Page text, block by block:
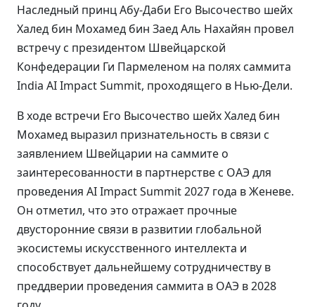
Наследный принц Абу-Даби Его Высочество шейх
Халед бин Мохамед бин Заед Аль Нахайян провел
встречу с президентом Швейцарской
Конфедерации Ги Пармеленом на полях саммита
India AI Impact Summit, проходящего в Нью-Дели.
В ходе встречи Его Высочество шейх Халед бин
Мохамед выразил признательность в связи с
заявлением Швейцарии на саммите о
заинтересованности в партнерстве с ОАЭ для
проведения AI Impact Summit 2027 года в Женеве.
Он отметил, что это отражает прочные
двусторонние связи в развитии глобальной
экосистемы искусственного интеллекта и
способствует дальнейшему сотрудничеству в
преддверии проведения саммита в ОАЭ в 2028